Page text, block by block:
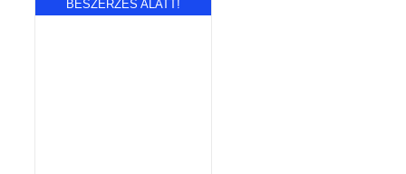
BESZERZÉS ALATT!